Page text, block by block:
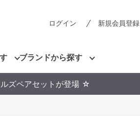
ログイン 新規会員登録
ブランドから探す
ズペアセットが登場 ☆